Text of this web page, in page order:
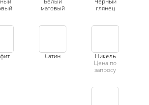
матовый
глянец
Сатин
Никель
Цена по
запросу